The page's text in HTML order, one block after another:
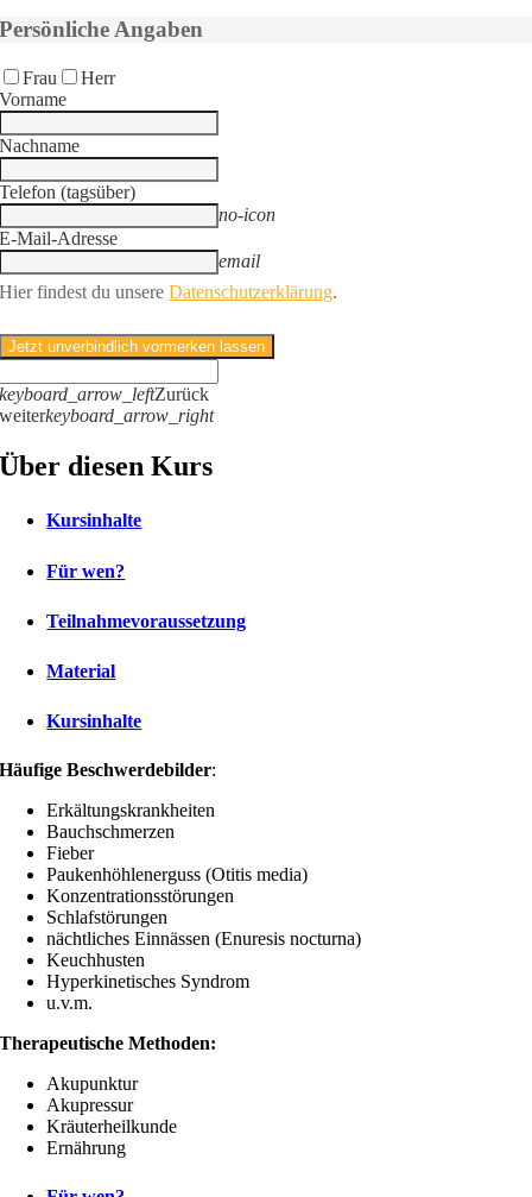
Persönliche Angaben
Frau
Herr
Vorname
Nachname
Telefon (tagsüber)
no-icon
E-Mail-Adresse
email
Hier findest duunsereDatenschutzerklärung.
Jetzt unverbindlich vormerken lassen
keyboard_arrow_leftZurück
weiterkeyboard_arrow_right
Über diesen Kurs
Kursinhalte
Für wen?
Teilnahmevoraussetzung
Material
Kursinhalte
Häufige Beschwerdebilder:
Erkältungskrankheiten
Bauchschmerzen
Fieber
Paukenhöhlenerguss (Otitis media)
Konzentrationsstörungen
Schlafstörungen
nächtliches Einnässen (Enuresis nocturna)
Keuchhusten
Hyperkinetisches Syndrom
u.v.m.
Therapeutische Methoden:
Akupunktur
Akupressur
Kräuterheilkunde
Ernährung